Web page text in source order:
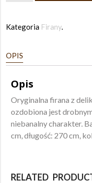
140x270
Kategoria Firany.
OPIS
Opis
Oryginalna firana z
ozdobiona jest
niebanalny charakter.
cm, długość: 270 cm,
RELATED